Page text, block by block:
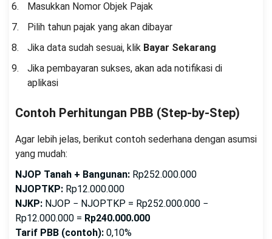
Masukkan Nomor Objek Pajak
Pilih tahun pajak yang akan dibayar
Jika data sudah sesuai, klik Bayar Sekarang
Jika pembayaran sukses, akan ada notifikasi di
aplikasi
Contoh Perhitungan PBB (Step-by-Step)
Agar lebih jelas, berikut contoh sederhana dengan asumsi
yang mudah:
NJOP Tanah + Bangunan: Rp252.000.000
NJOPTKP: Rp12.000.000
NJKP: NJOP − NJOPTKP = Rp252.000.000 −
Rp12.000.000 = Rp240.000.000
Tarif PBB (contoh): 0,10%